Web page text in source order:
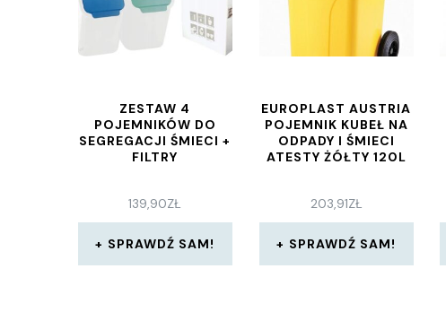
ZESTAW 4
POJEMNIKÓW DO
SEGREGACJI ŚMIECI +
FILTRY
139,90ZŁ
SPRAWDŹ SAM!
EUROPLAST AUSTRIA
POJEMNIK KUBEŁ NA
ODPADY I ŚMIECI
ATESTY ŻÓŁTY 120L
203,91ZŁ
SPRAWDŹ SAM!